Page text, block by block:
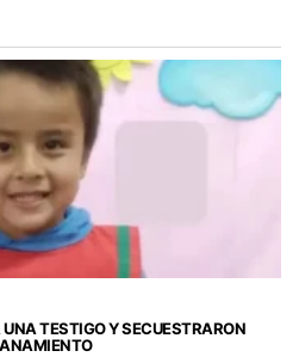
TESTIGO Y SECUESTRARON